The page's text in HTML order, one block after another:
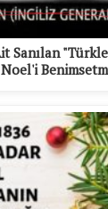
Sanılan